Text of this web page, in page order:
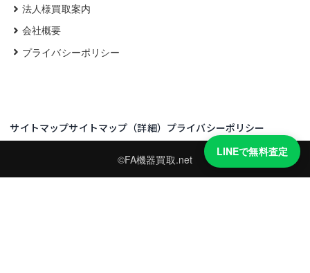
法人様買取案内
会社概要
プライバシーポリシー
サイトマップサイトマップ（詳細） プライバシーポリシー
©FA機器買取.net
LINEで無料査定